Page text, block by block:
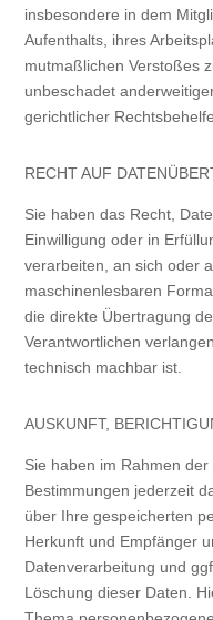
insbesondere in dem
Aufenthalts, ihres
mutmaßlichen Verstoßes
unbeschadet
gerichtlicher
RECHT AUF
Sie haben das Recht,
Einwilligung oder in
verarbeiten, an sich oder
maschinenlesbaren
die direkte Übertragung
Verantwortlichen
technisch machbar ist.
AUSKUNFT,
Sie haben im Rahmen
Bestimmungen jederzeit
über Ihre gespeicherten
Herkunft und Empfänger
Datenverarbeitung und
Löschung dieser Daten.